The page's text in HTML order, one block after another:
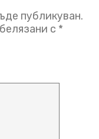
публикуван.
с *